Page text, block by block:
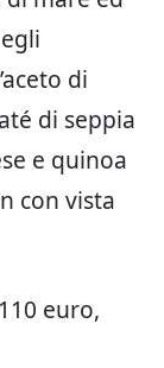
di
di seppia
e quinoa
con vista
euro,